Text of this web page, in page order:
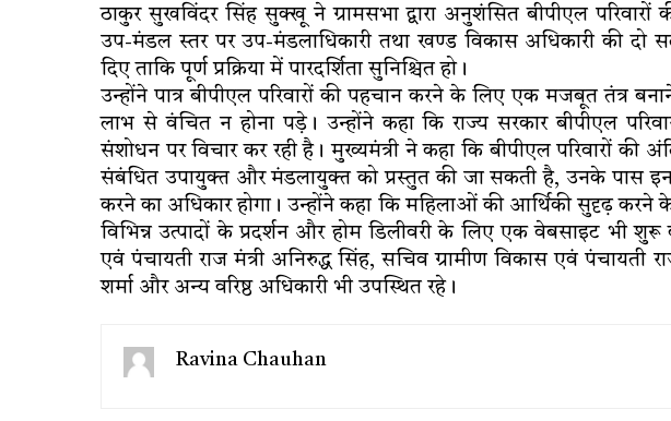
ठाकुर सुखविंदर सिंह सुक्खू ने ग्रामसभा द्वारा अनुशंसित बीपीएल
उप-मंडल स्तर पर उप-मंडलाधिकारी तथा खण्ड विकास अधिकारी की दो
दिए ताकि पूर्ण प्रक्रिया में पारदर्शिता सुनिश्चित हो।
उन्होंने पात्र बीपीएल परिवारों की पहचान करने के लिए एक मजबूत तंत्र
लाभ से वंचित न होना पड़े। उन्होंने कहा कि राज्य सरकार बीपीएल
संशोधन पर विचार कर रही है। मुख्यमंत्री ने कहा कि बीपीएल परिवारों
संबंधित उपायुक्त और मंडलायुक्त को प्रस्तुत की जा सकती है, उनके पास इन
करने का अधिकार होगा। उन्होंने कहा कि महिलाओं की आर्थिकी सुदृढ़ करने
विभिन्न उत्पादों के प्रदर्शन और होम डिलीवरी के लिए एक वेबसाइट भी
एवं पंचायती राज मंत्री अनिरुद्ध सिंह, सचिव ग्रामीण विकास एवं पंचायती
शर्मा और अन्य वरिष्ठ अधिकारी भी उपस्थित रहे।
Ravina Chauhan